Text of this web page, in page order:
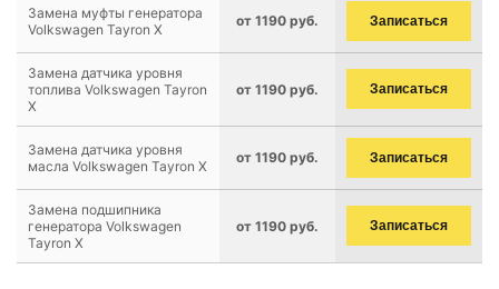
Замена муфты генератора
Volkswagen Tayron X
от 1190 руб. Записаться
Замена датчика уровня
топлива Volkswagen Tayron
X
от 1190 руб. Записаться
Замена датчика уровня
масла Volkswagen Tayron X
от 1190 руб. Записаться
Замена подшипника
генератора Volkswagen
Tayron X
от 1190 руб. Записаться